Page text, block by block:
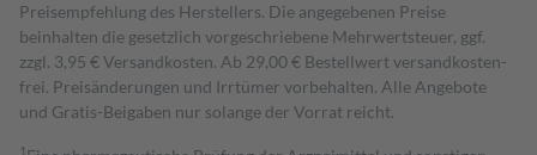
Preisempfehlung des Herstellers. Die angegebenen Preise
beinhalten die gesetzlich vorgeschriebene Mehrwertsteuer, ggf.
zzgl. 3,95 € Versandkosten. Ab 29,00 € Bestell­wert versand­kosten­
frei. Preisänderungen und Irrtümer vorbehalten. Alle Angebote
und Gratis-Beigaben nur solange der Vorrat reicht.
1